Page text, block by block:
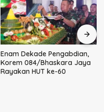
Enam Dekade Pengabdian,
Korem 084/Bhaskara Jaya
Rayakan HUT ke-60